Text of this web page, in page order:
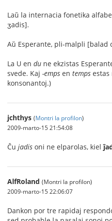
Laŭ la internacia fonetika
ʒadis].
Aŭ Esperante, pli-malpli [balad
La U en du ne ekzistas
svede. Kaj -emps en temps estas
konsonantoj.)
jchthys (Montri la profilon)
2009-marto-15 21:54:08
Ĉu jadis oni ne elparolas, kiel
AlfRoland (Montri la profilon)
2009-marto-15 22:06:07
Dankon por tre rapidaj